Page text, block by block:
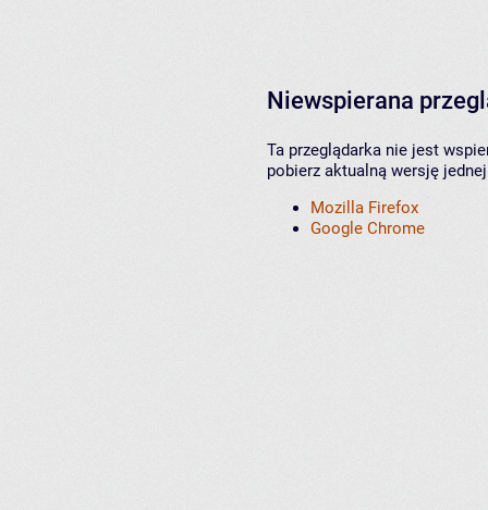
Niewspierana
Ta przeglądarka nie jest
pobierz aktualną wersję
Mozilla Firefox
Google Chrome